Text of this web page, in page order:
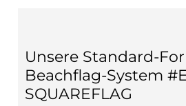
Unsere Standard-
Beachflag-System
SQUAREFLAG